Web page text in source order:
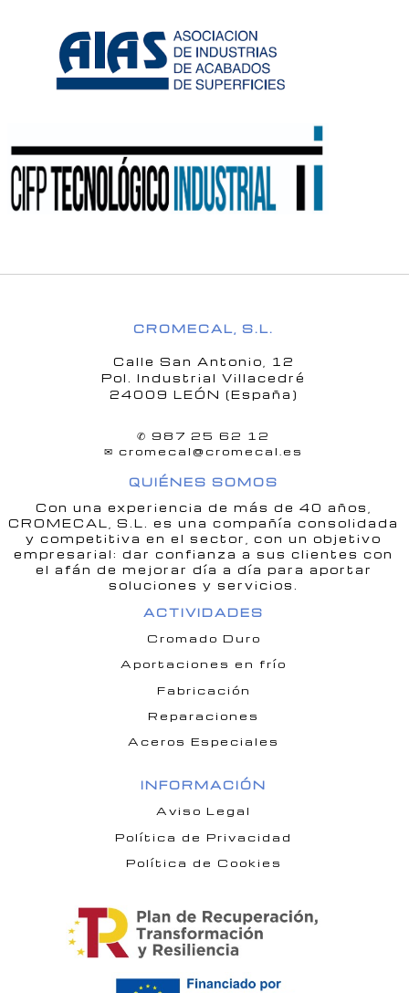
CROMECAL, S.L.
Calle San Antonio, 12
Pol. Industrial Villacedré
24009 LEÓN (España)
✆ 987 25 62 12
✉ cromecal@cromecal.es
QUIÉNES SOMOS
Con una experiencia de más de 40 años,
CROMECAL, S.L. es una compañía consolidada
y competitiva en el sector, con un objetivo
empresarial: dar confianza a sus clientes con
el afán de mejorar día a día para aportar
soluciones y servicios.
ACTIVIDADES
Cromado Duro
Aportaciones en frío
Fabricación
Reparaciones
Aceros Especiales
INFORMACIÓN
Aviso Legal
Política de Privacidad
Política de Cookies